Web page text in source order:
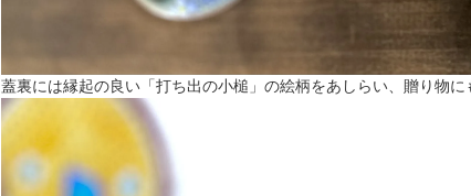
蓋裏には縁起の良い「打ち出の小槌」の絵柄をあしらい、贈り物に